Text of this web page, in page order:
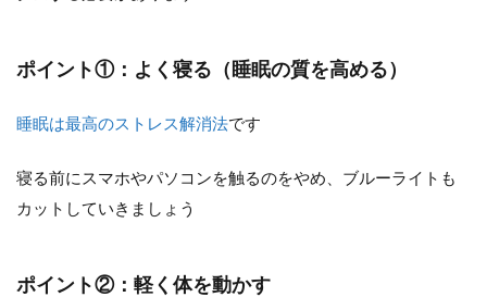
ポイント①：よく寝る（睡眠の質を高める）
睡眠は最高のストレス解消法です
寝る前にスマホやパソコンを触るのをやめ、ブルーライトも
カットしていきましょう
ポイント②：軽く体を動かす